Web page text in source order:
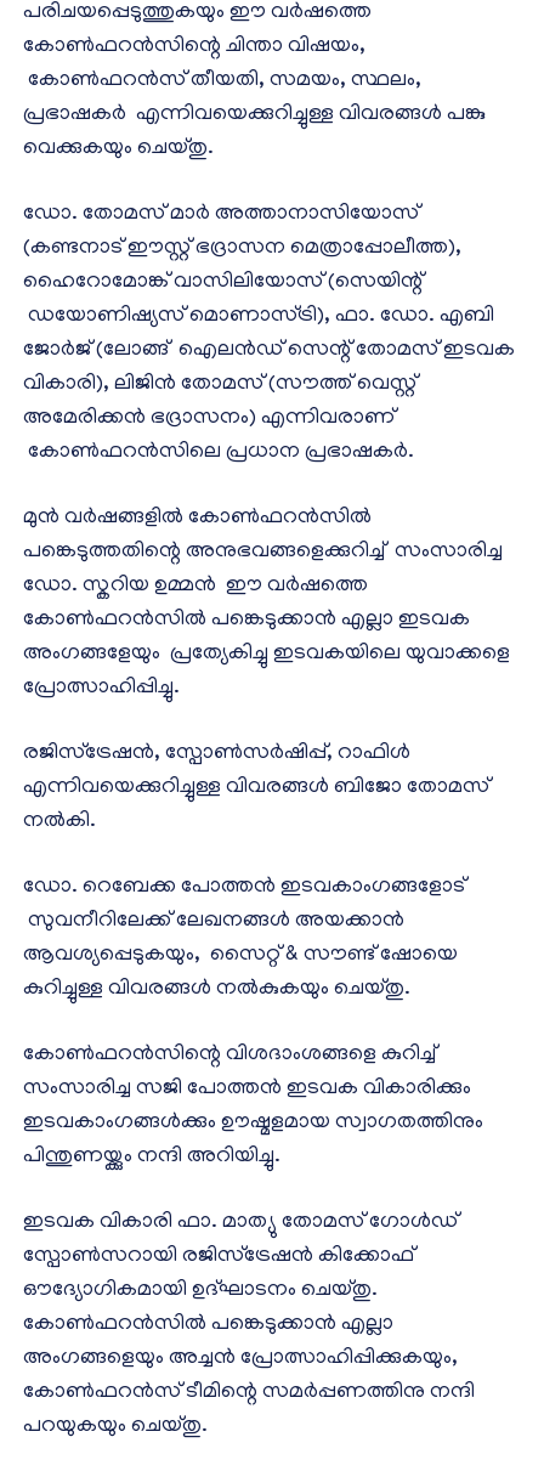
പരിചയപ്പെടുത്തുകയും ഈ വർഷത്തെ
കോൺഫറൻസിന്റെ ചിന്താ വിഷയം,
കോൺഫറൻസ് തീയതി, സമയം, സ്ഥലം,
പ്രഭാഷകർ എന്നിവയെക്കുറിച്ചുള്ള വിവരങ്ങൾ പങ്കു
വെക്കുകയും ചെയ്തു.
ഡോ. തോമസ് മാർ അത്താനാസിയോസ്
(കണ്ടനാട് ഈസ്റ്റ് ഭദ്രാസന മെത്രാപ്പോലീത്ത),
ഹൈറോമോങ്ക് വാസിലിയോസ് (സെയിന്റ്
ഡയോണിഷ്യസ് മൊണാസ്ട്രി), ഫാ. ഡോ. എബി
ജോർജ് (ലോങ്ങ് ഐലൻഡ് സെന്റ് തോമസ് ഇടവക
വികാരി), ലിജിൻ തോമസ് (സൗത്ത് വെസ്റ്റ്
അമേരിക്കൻ ഭദ്രാസനം) എന്നിവരാണ്
കോൺഫറൻസിലെ പ്രധാന പ്രഭാഷകർ.
മുൻ വർഷങ്ങളിൽ കോൺഫറൻസിൽ
പങ്കെടുത്തതിന്റെ അനുഭവങ്ങളെക്കുറിച്ച് സംസാരിച്ച
ഡോ. സ്കറിയ ഉമ്മൻ ഈ വർഷത്തെ
കോൺഫറൻസിൽ പങ്കെടുക്കാൻ എല്ലാ ഇടവക
അംഗങ്ങളേയും പ്രത്യേകിച്ചു ഇടവകയിലെ യുവാക്കളെ
പ്രോത്സാഹിപ്പിച്ചു.
രജിസ്ട്രേഷൻ, സ്പോൺസർഷിപ്പ്, റാഫിൾ
എന്നിവയെക്കുറിച്ചുള്ള വിവരങ്ങൾ ബിജോ തോമസ്
നൽകി.
ഡോ. റെബേക്ക പോത്തൻ ഇടവകാംഗങ്ങളോട്
സുവനീറിലേക്ക് ലേഖനങ്ങൾ അയക്കാൻ
ആവശ്യപ്പെടുകയും, സൈറ്റ് & സൗണ്ട് ഷോയെ
കുറിച്ചുള്ള വിവരങ്ങൾ നൽകുകയും ചെയ്തു.
കോൺഫറൻസിന്റെ വിശദാംശങ്ങളെ കുറിച്ച്
സംസാരിച്ച സജി പോത്തൻ ഇടവക വികാരിക്കും
ഇടവകാംഗങ്ങൾക്കും ഊഷ്മളമായ സ്വാഗതത്തിനും
പിന്തുണയ്ക്കും നന്ദി അറിയിച്ചു.
ഇടവക വികാരി ഫാ. മാത്യു തോമസ് ഗോൾഡ്
സ്പോൺസറായി രജിസ്ട്രേഷൻ കിക്കോഫ്
ഔദ്യോഗികമായി ഉദ്ഘാടനം ചെയ്തു.
കോൺഫറൻസിൽ പങ്കെടുക്കാൻ എല്ലാ
അംഗങ്ങളെയും അച്ചൻ പ്രോത്സാഹിപ്പിക്കുകയും,
കോൺഫറൻസ് ടീമിന്റെ സമർപ്പണത്തിനു നന്ദി
പറയുകയും ചെയ്തു.